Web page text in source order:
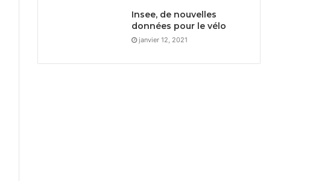
Insee, de nouvelles
données pour le vélo
janvier 12, 2021